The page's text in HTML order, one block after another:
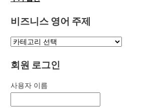
비즈니스 영어 주제
회원 로그인
사용자 이름